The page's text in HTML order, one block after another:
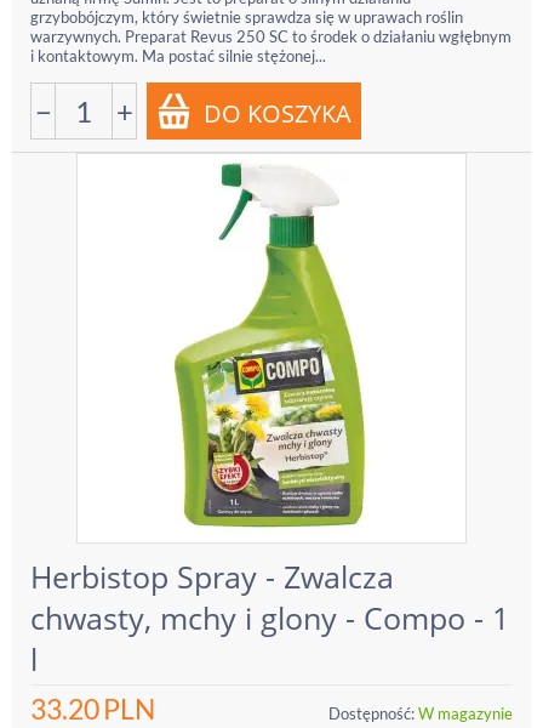
grzybobójczym, który świetnie sprawdza się w uprawach roślin
warzywnych. Preparat Revus 250 SC to środek o działaniu wgłębnym
i kontaktowym. Ma postać silnie stężonej...
− +
Herbistop Spray - Zwalcza
chwasty, mchy i glony - Compo - 1
l
33.20PLN Dostępność:W magazynie